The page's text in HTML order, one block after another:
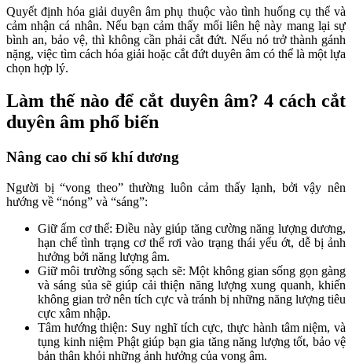
Quyết định hóa giải duyên âm phụ thuộc vào tình huống cụ thể và
cảm nhận cá nhân. Nếu bạn cảm thấy mối liên hệ này mang lại sự
bình an, bảo vệ, thì không cần phải cắt đứt. Nếu nó trở thành gánh
nặng, việc tìm cách hóa giải hoặc cắt đứt duyên âm có thể là một lựa
chọn hợp lý.
Làm thế nào để cắt duyên âm? 4 cách cắt
duyên âm phổ biến
Nâng cao chỉ số khí dương
Người bị “vong theo” thường luôn cảm thấy lạnh, bởi vậy nên
hướng về “nóng” và “sáng”:
Giữ ấm cơ thể: Điều này giúp tăng cường năng lượng dương,
hạn chế tình trạng cơ thể rơi vào trạng thái yếu ớt, dễ bị ảnh
hưởng bởi năng lượng âm.
Giữ môi trường sống sạch sẽ: Một không gian sống gọn gàng
và sáng sủa sẽ giúp cải thiện năng lượng xung quanh, khiến
không gian trở nên tích cực và tránh bị những năng lượng tiêu
cực xâm nhập.
Tâm hướng thiện: Suy nghĩ tích cực, thực hành tâm niệm, và
tụng kinh niệm Phật giúp bạn gia tăng năng lượng tốt, bảo vệ
bản thân khỏi những ảnh hưởng của vong âm.